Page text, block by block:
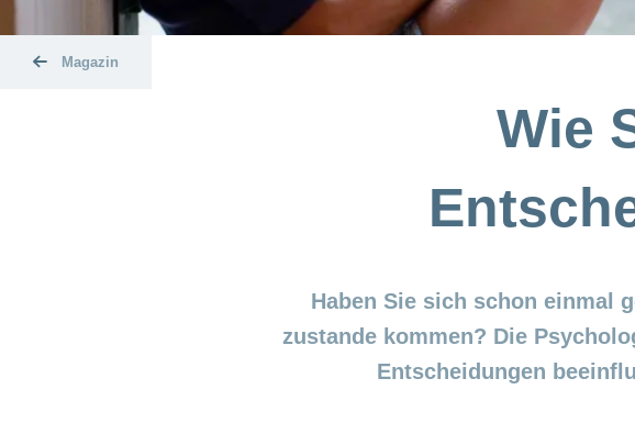
Magazin
Wie
Haben Sie sich schon einmal
zustande kommen? Die
Entscheidungen